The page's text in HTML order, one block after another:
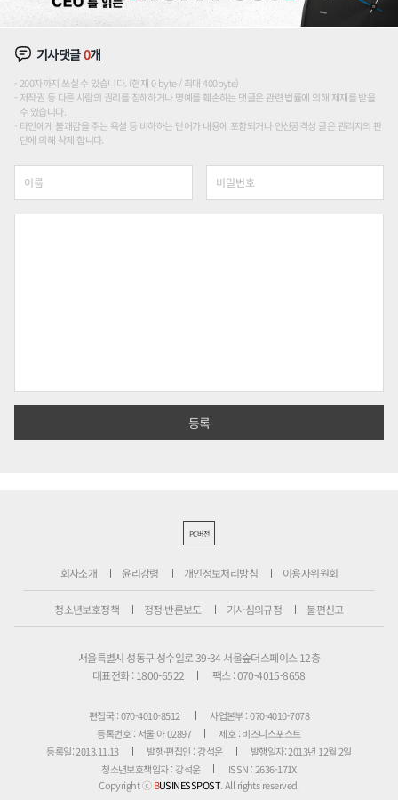
기사댓글0개
200자까지 쓰실 수 있습니다. (현재 0 byte / 최대 400byte)
저작권 등 다른 사람의 권리를 침해하거나 명예를 훼손하는 댓글은 관련 법률에 의해 제재를 받을
수 있습니다.
타인에게 불쾌감을 주는 욕설 등 비하하는 단어가 내용에 포함되거나 인신공격성 글은 관리자의 판
단에 의해 삭제 합니다.
PC버전
회사소개 윤리강령 개인정보처리방침 이용자위원회
청소년보호정책 정정·반론보도 기사심의규정 불편신고
서울특별시 성동구 성수일로 39-34 서울숲더스페이스 12층
대표전화 : 1800-6522
팩스 : 070-4015-8658
편집국 : 070-4010-8512
사업본부 : 070-4010-7078
등록번호 : 서울 아 02897
제호 : 비즈니스포스트
등록일: 2013.11.13
발행·편집인 : 강석운
발행일자: 2013년 12월 2일
청소년보호책임자 : 강석운
ISSN : 2636-171X
Copyright ⓒBUSINESSPOST. All rights reserved.